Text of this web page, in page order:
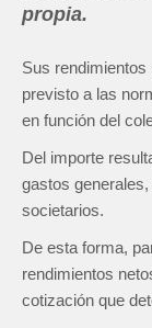
propia.
Sus
previsto a las
en función del
Del importe
gastos
societarios.
De esta forma,
rendimientos
cotización que